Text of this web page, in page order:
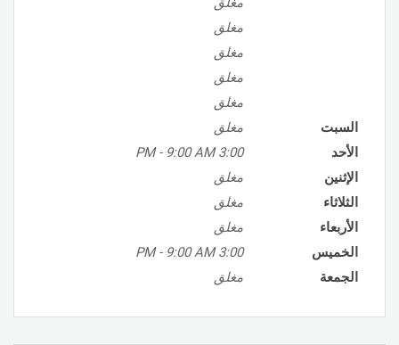
مغلق
مغلق
مغلق
مغلق
السبت
مغلق
الأحد
3:00 PM
- 9:00 AM
الإثنين
مغلق
الثلاثاء
مغلق
الأربعاء
مغلق
الخميس
3:00 PM
- 9:00 AM
الجمعة
مغلق